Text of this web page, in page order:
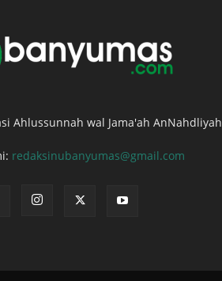
Ahlussunnah wal Jama'ah AnNahdliyah
redaksinubanyumas@gmail.com